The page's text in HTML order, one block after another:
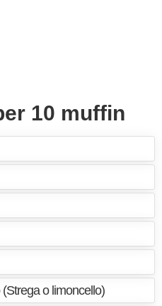
10 muffin
(Strega o limoncello)